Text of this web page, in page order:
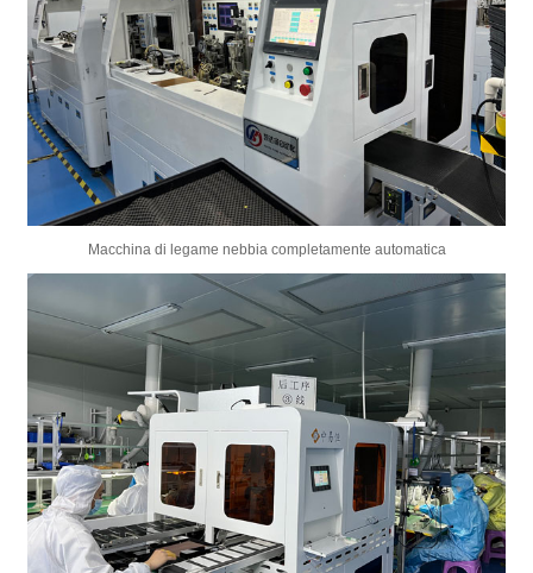
Macchina di legame nebbia completamente automatica